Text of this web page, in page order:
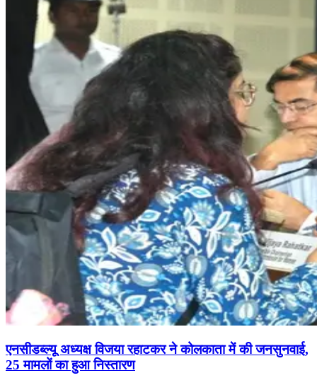
एनसीडब्ल्यू अध्यक्ष विजया रहाटकर ने कोलकाता में की जनसुनवाई,
25 मामलों का हुआ निस्तारण